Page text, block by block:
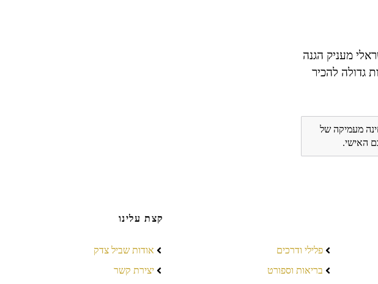
מעניק הגנה
גדולה להכיר
מעמיקה של
האישי.
פלילי ודרכים
בריאות וספורט
קצת עלינו
אודות שביל צדק
יצירת קשר